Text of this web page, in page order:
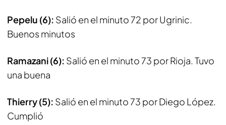
Pepelu (6): Salió en el minuto 72 por Ugrinic.
Buenos minutos
Ramazani (6): Salió en el minuto 73 por Rioja. Tuvo
una buena
Thierry (5): Salió en el minuto 73 por Diego López.
Cumplió